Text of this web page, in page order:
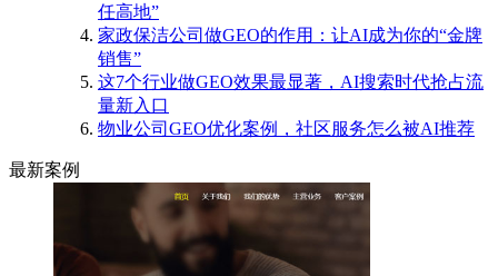
任高地”
家政保洁公司做GEO的作用：让AI成为你的“金牌
销售”
这7个行业做GEO效果最显著，AI搜索时代抢占流
量新入口
物业公司GEO优化案例，社区服务怎么被AI推荐
最新案例